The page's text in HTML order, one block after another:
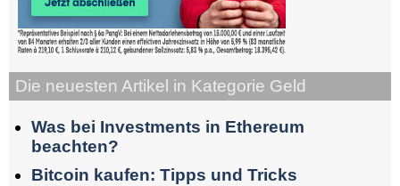
Die neuesten Artikel in Kategorie Geld
Was bei Investments in Ethereum
beachten?
Bitcoin kaufen: Tipps und Tricks